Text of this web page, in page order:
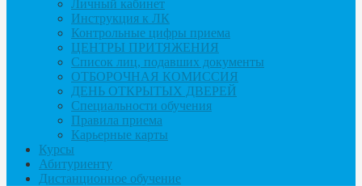
Личный кабинет
Инструкция к ЛК
Контрольные цифры приема
ЦЕНТРЫ ПРИТЯЖЕНИЯ
Список лиц, подавших документы
ОТБОРОЧНАЯ КОМИССИЯ
ДЕНЬ ОТКРЫТЫХ ДВЕРЕЙ
Специальности обучения
Правила приема
Карьерные карты
Курсы
Абитуриенту
Дистанционное обучение